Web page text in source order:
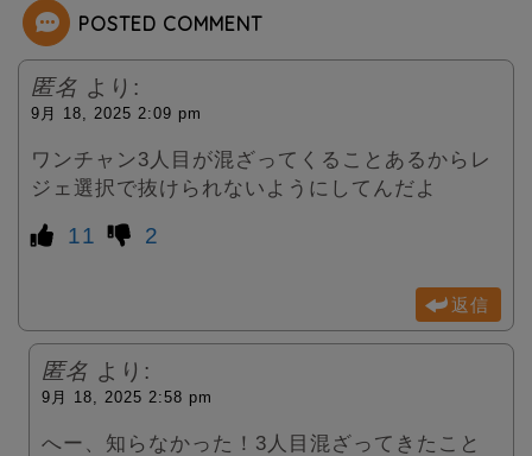
POSTED COMMENT
匿名 より:
9月 18, 2025 2:09 pm
ワンチャン3人目が混ざってくることあるからレ
ジェ選択で抜けられないようにしてんだよ
11 2
返信
匿名 より:
9月 18, 2025 2:58 pm
へー、知らなかった！3人目混ざってきたこと